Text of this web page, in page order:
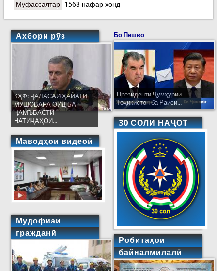
Муфассалтаро Идомаи корҳои рафъи паёмадҳои офати
1568 нафар хонд
Ахбори рӯз
КҲФ: ҶАЛАСАИ ҲАЙАТИ
МУШОВАРА ОИД БА
ҶАМЪБАСТИ
НАТИҶАҲОИ...
Маводҳои видеоӣ
Мудофиаи
гражданӣ
Бо Пешво
Президенти Ҷумҳурии
Тоҷикистон ба Раиси...
30 СОЛИ НАҶОТ
Робитаҳои
байналмилалӣ